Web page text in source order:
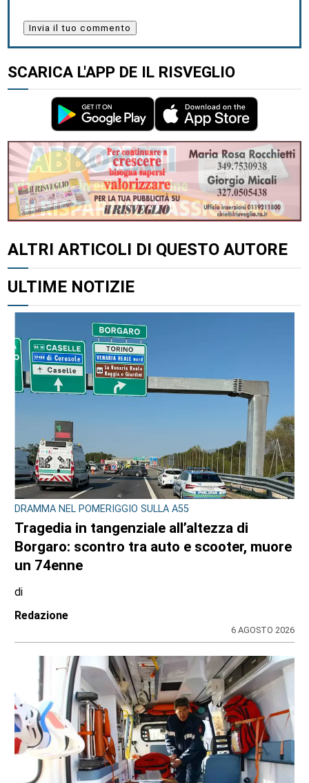
SCARICA L'APP DE IL RISVEGLIO
ALTRI ARTICOLI DI QUESTO AUTORE
ULTIME NOTIZIE
DRAMMA NEL POMERIGGIO SULLA A55
Tragedia in tangenziale all’altezza di
Borgaro: scontro tra auto e scooter, muore
un 74enne
di
Redazione
6 AGOSTO 2026